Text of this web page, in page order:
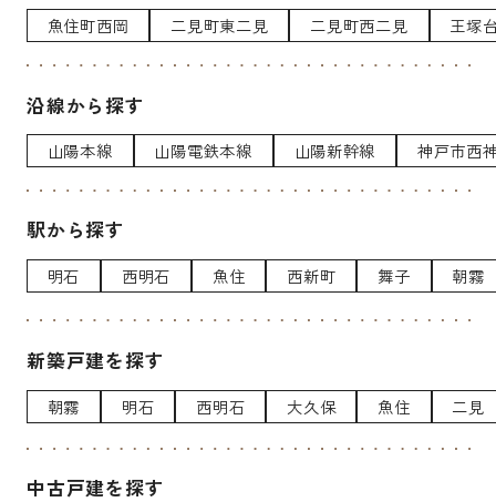
魚住町西岡 二見町東二見 二見町西二見 王塚
沿線から探す
山陽本線 山陽電鉄本線 山陽新幹線 神戸市西
駅から探す
明石 西明石 魚住 西新町 舞子 朝霧
新築戸建を探す
朝霧 明石 西明石 大久保 魚住 二見
中古戸建を探す